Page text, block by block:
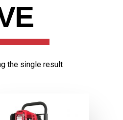
the single result